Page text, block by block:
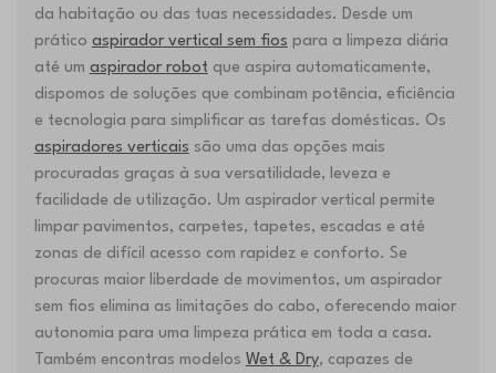
da habitação ou das tuas necessidades. Desde um
prático aspirador vertical sem fios para a limpeza diária
até um aspirador robot que aspira automaticamente,
dispomos de soluções que combinam potência, eficiência
e tecnologia para simplificar as tarefas domésticas. Os
aspiradores verticais são uma das opções mais
procuradas graças à sua versatilidade, leveza e
facilidade de utilização. Um aspirador vertical permite
limpar pavimentos, carpetes, tapetes, escadas e até
zonas de difícil acesso com rapidez e conforto. Se
procuras maior liberdade de movimentos, um aspirador
sem fios elimina as limitações do cabo, oferecendo maior
autonomia para uma limpeza prática em toda a casa.
Também encontras modelos Wet & Dry, capazes de